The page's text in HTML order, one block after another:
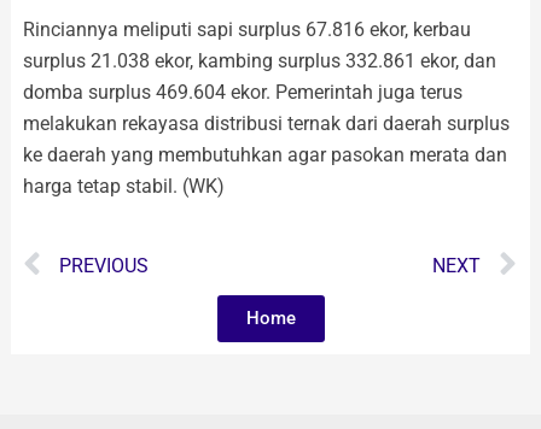
Rinciannya meliputi sapi surplus 67.816 ekor, kerbau
surplus 21.038 ekor, kambing surplus 332.861 ekor, dan
domba surplus 469.604 ekor. Pemerintah juga terus
melakukan rekayasa distribusi ternak dari daerah surplus
ke daerah yang membutuhkan agar pasokan merata dan
harga tetap stabil. (WK)
Prev
PREVIOUS NEXT
Home